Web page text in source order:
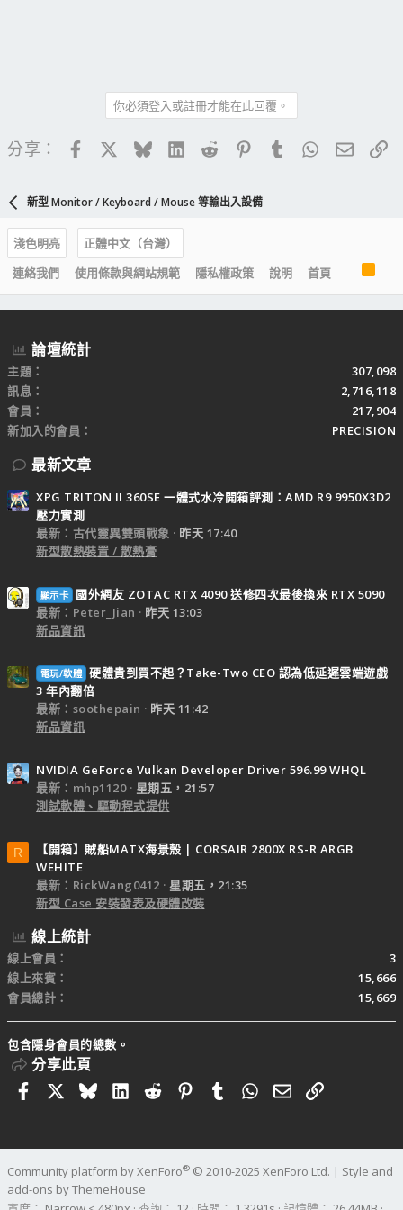
你必須登入或註冊才能在此回覆。
分享： FacebookBlueskyLinkedIn
Reddit PinterestTumblrWhatsApp
電子
新型 Monitor / Keyboard / Mouse 等輸出入設備
淺色明亮
正體中文（台灣）
連絡我們
使用條款與網站規範 隱私權政策 說明 首頁
S
論壇統計
主題
307,098
訊息
2,716,118
會員
217,904
新加入的會員
PRECISION
最新文章
XPG TRITON II 360SE 一體式水冷開箱評測：AMD R9 9950X3D2
壓力實測
最新：古代靈異雙頭戰象
昨天 17:40
新型散熱裝置 / 散熱膏
顯示卡
國外網友 ZOTAC RTX 4090 送修四次最後換來 RTX 5090
最新：Peter_Jian
昨天 13:03
新品資訊
電玩/軟體 硬體貴到買不起？Take-Two CEO 認為低延遲雲端遊戲
3 年內翻倍
最新：soothepain
昨天 11:42
新品資訊
NVIDIA GeForce Vulkan Developer Driver 596.99 WHQL
最新：mhp1120
星期五，21:57
測試軟體、驅動程式提供
R
【開箱】賊船MATX海景殼 | CORSAIR 2800X RS-R ARGB
WEHITE
最新：RickWang0412
星期五，21:35
新型 Case 安裝發表及硬體改裝
線上統計
線上會員
3
線上來賓
15,666
會員總計
15,669
包含隱身會員的總數。
分享此頁
FacebookBlueskyLinkedIn
RedditPinterestTumblrWhatsApp
電子郵件
連結
Community platform by XenForo® © 2010-2025 XenForo Ltd. | Style and
add-ons by ThemeHouse